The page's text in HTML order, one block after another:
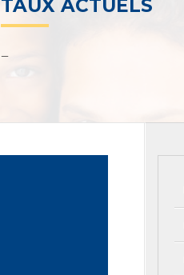
TAUX ACTUELS
–